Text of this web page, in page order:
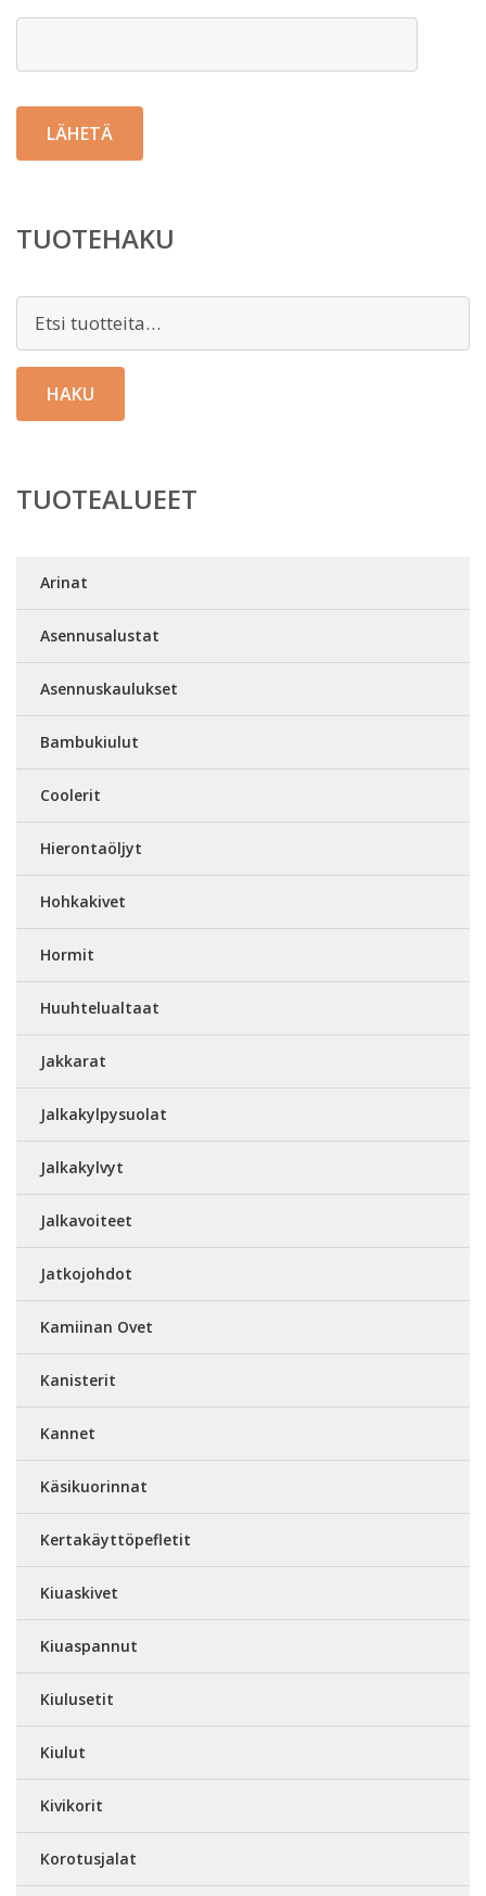
TUOTEHAKU
Etsi:
HAKU
TUOTEALUEET
Arinat
Asennusalustat
Asennuskaulukset
Bambukiulut
Coolerit
Hierontaöljyt
Hohkakivet
Hormit
Huuhtelualtaat
Jakkarat
Jalkakylpysuolat
Jalkakylvyt
Jalkavoiteet
Jatkojohdot
Kamiinan Ovet
Kanisterit
Kannet
Käsikuorinnat
Kertakäyttöpefletit
Kiuaskivet
Kiuaspannut
Kiulusetit
Kiulut
Kivikorit
Korotusjalat